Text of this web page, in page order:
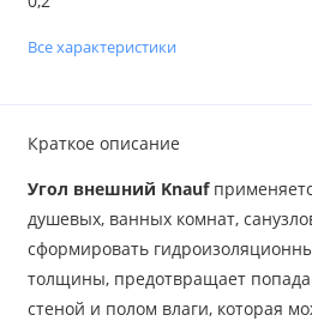
Все характеристики
Краткое описание
Угол внешний Knauf
душевых, ванных комнат,
сформировать
толщины, предотвращает
стеной и полом влаги, которая